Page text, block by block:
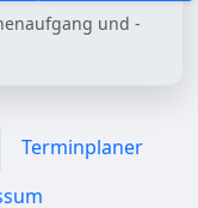
und -
Terminplaner